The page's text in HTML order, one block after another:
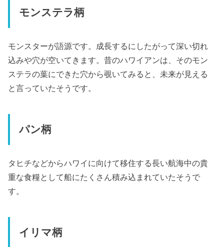
モンステラ柄
モンスターが語源です。成長するにしたがって深い切れ
込みや穴が空いてきます。昔のハワイアンは、そのモン
ステラの葉にできた穴から覗いてみると、未来が見える
と言っていたそうです。
パン柄
タヒチなどからハワイに向けて移住する長い航海中の貴
重な食糧として船にたくさん積み込まれていたそうで
す。
イリマ柄